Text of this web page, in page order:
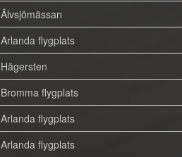
Älvsjömässan
Arlanda flygplats
Hägersten
Bromma flygplats
Arlanda flygplats
Arlanda flygplats